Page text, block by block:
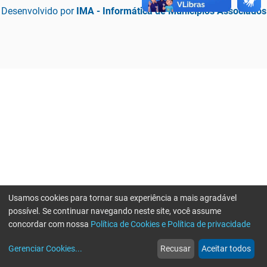
Desenvolvido por IMA - Informática de Municípios Associados
web
Notícias
more_horiz
Mais
Usamos cookies para tornar sua experiência a mais agradável
possível. Se continuar navegando neste site, você assume
concordar com nossa Política de Cookies e Política de privacidade
Gerenciar Cookies... Recusar Aceitar todos
Erro ao enviar informações, por favor tente novamente